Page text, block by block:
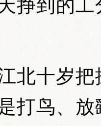
挣到的
北十岁
打鸟、